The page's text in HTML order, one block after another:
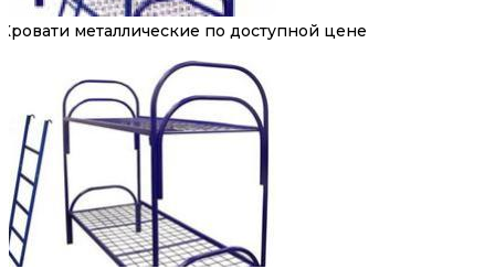
Кровати металлические по доступной цене